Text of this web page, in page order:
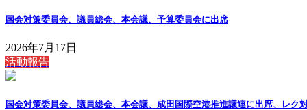
国会対策委員会、議員総会、本会議、予算委員会に出席
2026年7月17日
活動報告
国会対策委員会、議員総会、本会議、成田国際空港推進議連に出席、レク